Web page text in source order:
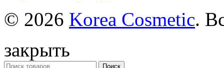
© 2026 Korea Cosmetic.
закрыть
Поиск